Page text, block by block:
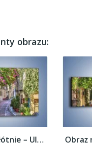
obrazu:
Obraz na płótnie – Uliczka w historycznej...